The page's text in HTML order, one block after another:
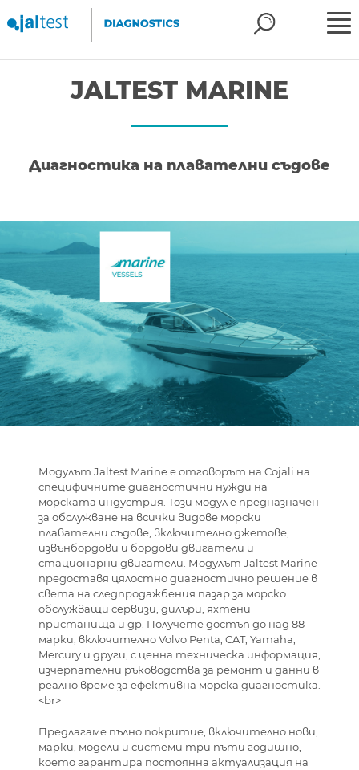
JALTEST MARINE
Диагностика на плавателни съдове
Модулът Jaltest Marine е отговорът на Cojali на
специфичните диагностични нужди на
морската индустрия. Този модул е предназначен
за обслужване на всички видове морски
плавателни съдове, включително джетове,
извънбордови и бордови двигатели и
стационарни двигатели. Модулът Jaltest Marine
предоставя цялостно диагностично решение в
света на следпродажбения пазар за морско
обслужващи сервизи, дилъри, яхтени
пристанища и др. Получете достъп до над 88
марки, включително Volvo Penta, CAT, Yamaha,
Mercury и други, с ценна техническа информация,
изчерпателни ръководства за ремонт и данни в
реално време за ефективна морска диагностика.
<br>
Предлагаме пълно покритие, включително нови,
марки, модели и системи три пъти годишно,
което гарантира постоянна актуализация на